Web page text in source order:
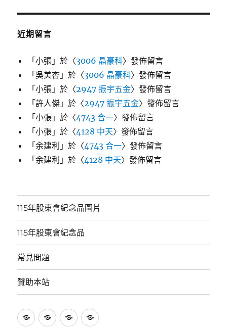
近期留言
「小張 」於〈3006 晶豪科〉發佈留言
「吳美杏 」於〈3006 晶豪科〉發佈留言
「小張 」於〈2947 振宇五金〉發佈留言
「許人傑 」於〈2947 振宇五金〉發佈留言
「小張 」於〈4743 合一〉發佈留言
「小張 」於〈4128 中天〉發佈留言
「余建利 」於〈4743 合一〉發佈留言
「余建利 」於〈4128 中天〉發佈留言
115年股東會紀念品圖片
115年股東會紀念品
常見問題
贊助本站
115
115
常
贊